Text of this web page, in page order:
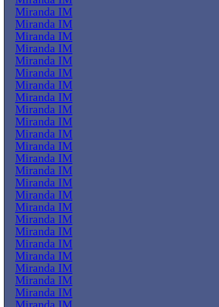
Miranda IM
Miranda IM
Miranda IM
Miranda IM
Miranda IM
Miranda IM
Miranda IM
Miranda IM
Miranda IM
Miranda IM
Miranda IM
Miranda IM
Miranda IM
Miranda IM
Miranda IM
Miranda IM
Miranda IM
Miranda IM
Miranda IM
Miranda IM
Miranda IM
Miranda IM
Miranda IM
Miranda IM